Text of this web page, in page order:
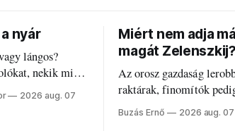
nyár
lángos?
nekik mi
bírják a
2026 aug. 07
Miért nem adja
magát Zelenszkij?
Az orosz gazdaság
raktárak, finomítók
Akárcsak az ukrán
elégedetlen vezetőivel.
Buzás Ernő 2026 aug. 07